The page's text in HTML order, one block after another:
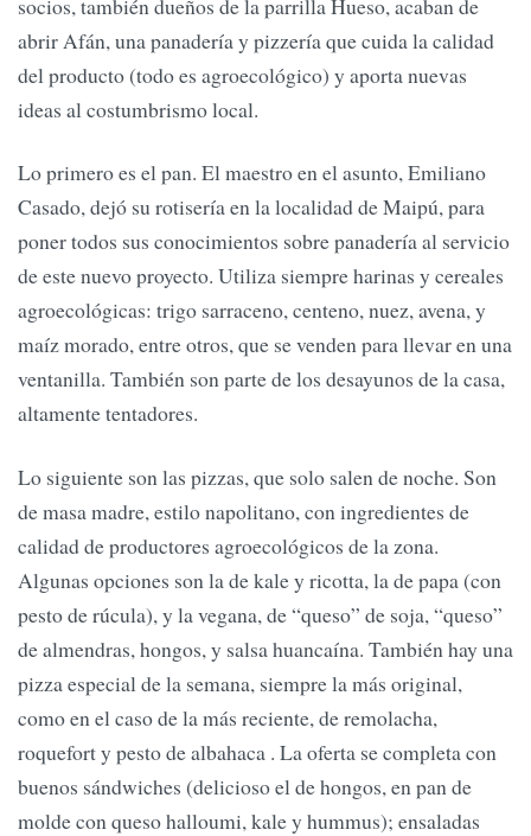
socios, también dueños de la parrilla Hueso, acaban de
abrir Afán, una panadería y pizzería que cuida la calidad
del producto (todo es agroecológico) y aporta nuevas
ideas al costumbrismo local.
Lo primero es el pan. El maestro en el asunto, Emiliano
Casado, dejó su rotisería en la localidad de Maipú, para
poner todos sus conocimientos sobre panadería al servicio
de este nuevo proyecto. Utiliza siempre harinas y cereales
agroecológicas: trigo sarraceno, centeno, nuez, avena, y
maíz morado, entre otros, que se venden para llevar en una
ventanilla. También son parte de los desayunos de la casa,
altamente tentadores.
Lo siguiente son las pizzas, que solo salen de noche. Son
de masa madre, estilo napolitano, con ingredientes de
calidad de productores agroecológicos de la zona.
Algunas opciones son la de kale y ricotta, la de papa (con
pesto de rúcula), y la vegana, de “queso” de soja, “queso”
de almendras, hongos, y salsa huancaína. También hay una
pizza especial de la semana, siempre la más original,
como en el caso de la más reciente, de remolacha,
roquefort y pesto de albahaca . La oferta se completa con
buenos sándwiches (delicioso el de hongos, en pan de
molde con queso halloumi, kale y hummus); ensaladas